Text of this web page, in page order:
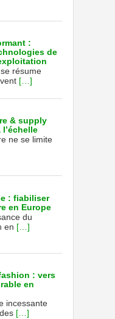
:
de
résume
[…]
& supply
ne se limite
: fiabiliser
en Europe
du
en […]
: vers
en
incessante
[…]